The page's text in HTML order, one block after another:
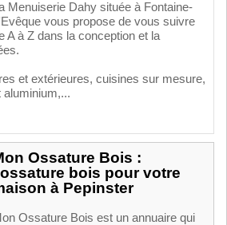
Menuiserie Dahy située à Fontaine-
vous propose de vous suivre
A à Z dans la conception et la
et extérieures, cuisines sur mesure,
Ossature Bois :
bois pour votre
à Pepinster
Ossature Bois est un annuaire qui